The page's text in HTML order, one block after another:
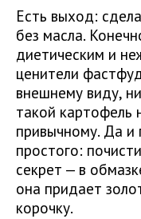
Есть выход:
без масла.
диетическим и
ценители
внешнему виду,
такой картофель
привычному. Да и
простого:
секрет — в
она придает
корочку.